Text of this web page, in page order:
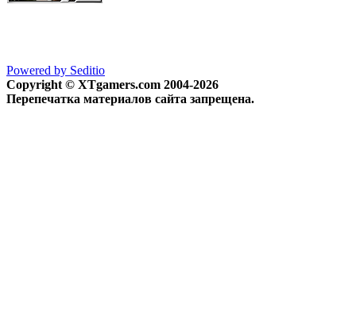
Powered by Seditio
Copyright © XTgamers.com 2004-2026
Перепечатка материалов сайта запрещена.